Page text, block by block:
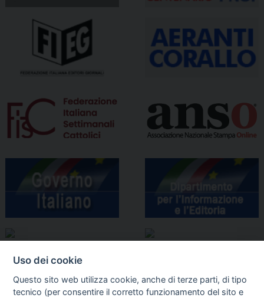
Uso dei cookie
Questo sito web utilizza cookie, anche di terze parti, di tipo
tecnico (per consentire il corretto funzionamento del sito e